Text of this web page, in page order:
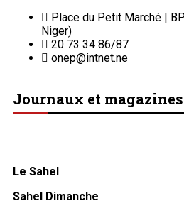
Place du Petit Marché |
Niger)
20 73 34 86/87
onep@intnet.ne
Journaux et magazines
Le Sahel
Sahel Dimanche